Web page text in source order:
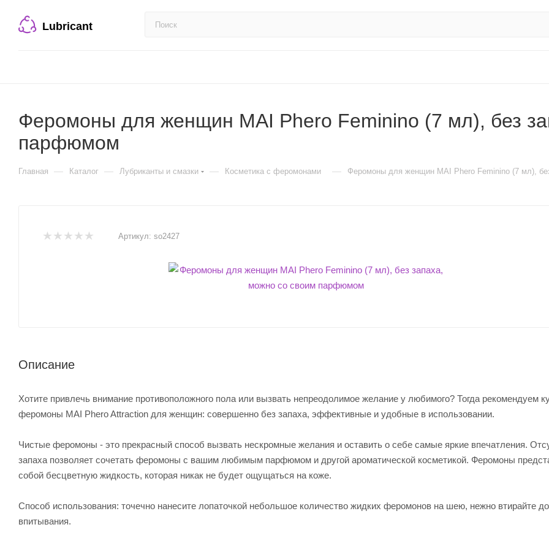
Lubricant
Феромоны для женщин MAI Phero Feminino (7 мл), без
парфюмом
Главная — Каталог — Лубриканты и смазки — Косметика с феромонами — Феромоны для женщин MAI Phero Feminino (7 мл),
Артикул: so2427
Описание
Хотите привлечь внимание противоположного пола или вызвать непреодолимое желание у любимого? Тогда рекомендуем
феромоны MAI Phero Attraction для женщин: совершенно без запаха, эффективные и удобные в использовании.
Чистые феромоны - это прекрасный способ вызвать нескромные желания и оставить о себе самые яркие впечатления.
запаха позволяет сочетать феромоны с вашим любимым парфюмом и другой ароматической косметикой. Феромоны
собой бесцветную жидкость, которая никак не будет ощущаться на коже.
Способ использования: точечно нанесите лопаточкой небольшое количество жидких феромонов на шею, нежно втирайте
впитывания.